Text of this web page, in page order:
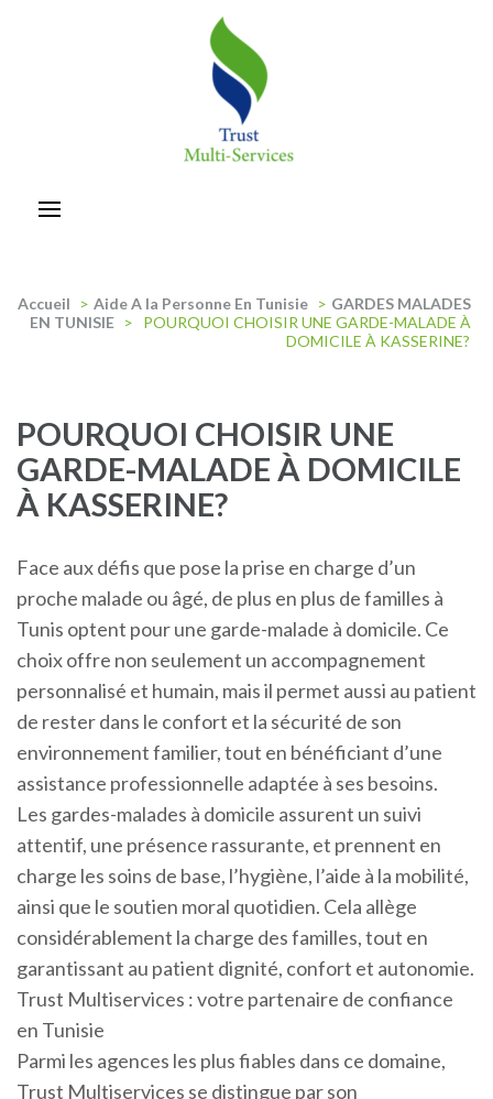
Accueil > Aide A la Personne En Tunisie > GARDES MALADES
EN TUNISIE >
POURQUOI CHOISIR UNE GARDE-MALADE À
DOMICILE À KASSERINE?
POURQUOI CHOISIR UNE
GARDE-MALADE À DOMICILE
À KASSERINE?
Face aux défis que pose la prise en charge d’un
proche malade ou âgé, de plus en plus de familles à
Tunis optent pour une garde-malade à domicile. Ce
choix offre non seulement un accompagnement
personnalisé et humain, mais il permet aussi au patient
de rester dans le confort et la sécurité de son
environnement familier, tout en bénéficiant d’une
assistance professionnelle adaptée à ses besoins.
Les gardes-malades à domicile assurent un suivi
attentif, une présence rassurante, et prennent en
charge les soins de base, l’hygiène, l’aide à la mobilité,
ainsi que le soutien moral quotidien. Cela allège
considérablement la charge des familles, tout en
garantissant au patient dignité, confort et autonomie.
Trust Multiservices : votre partenaire de confiance
en Tunisie
Parmi les agences les plus fiables dans ce domaine,
Trust Multiservices se distingue par son